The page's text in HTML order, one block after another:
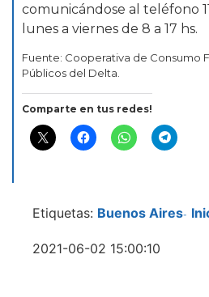
comunicándose al teléfono
lunes a viernes de 8 a 17 hs.
Fuente: Cooperativa de Consumo
Públicos del Delta.
Comparte en tus redes!
Etiquetas: Buenos Aires-
2021-06-02 15:00:10